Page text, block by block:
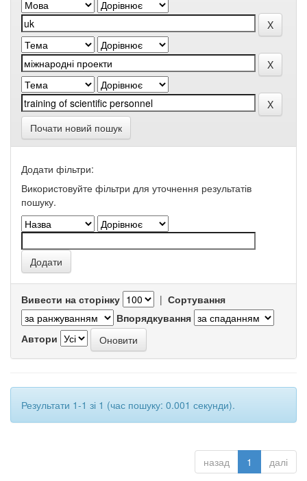
Почати новий пошук
Додати фільтри:
Використовуйте фільтри для уточнення результатів
пошуку.
Вивести на сторінку | Сортування
Впорядкування
Автори
Результати 1-1 зі 1 (час пошуку: 0.001 секунди).
назад 1 далі